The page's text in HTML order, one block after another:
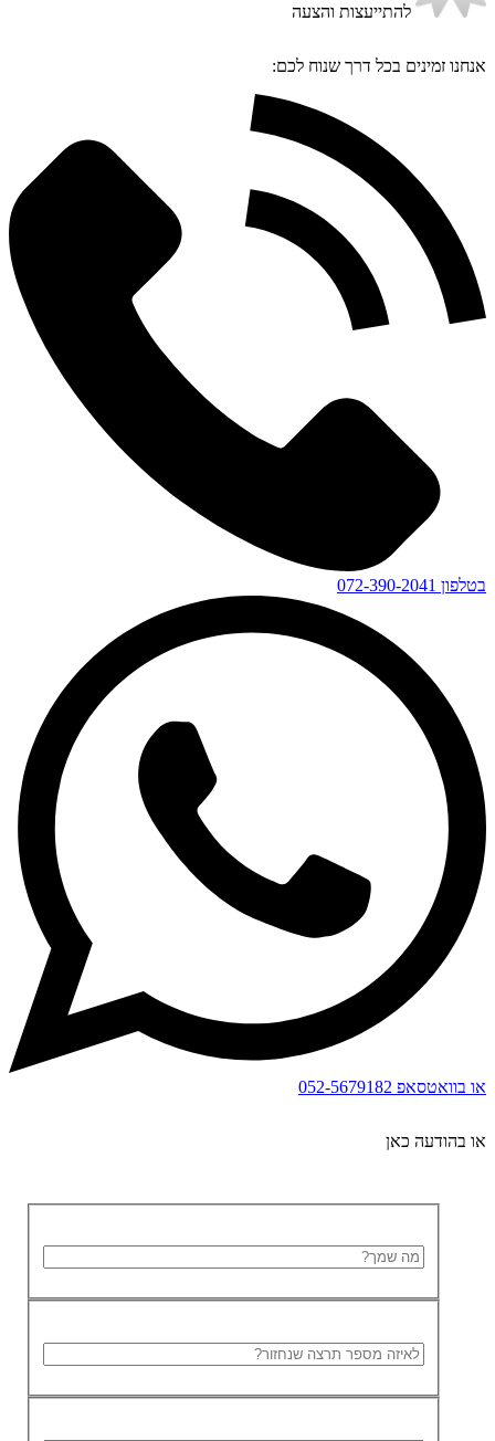
להתייעצות והצעה
אנחנו זמינים בכל דרך שנוח לכם:
בטלפון 072-390-2041
או בוואטסאפ 052-5679182
או בהודעה כאן